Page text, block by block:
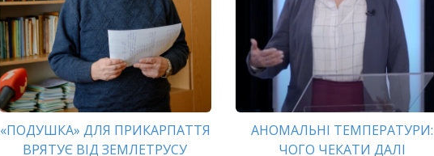
«ПОДУШКА» ДЛЯ ПРИКАРПАТТЯ
ВРЯТУЄ ВІД ЗЕМЛЕТРУСУ
АНОМАЛЬНІ ТЕМПЕРАТУРИ:
ЧОГО ЧЕКАТИ ДАЛІ